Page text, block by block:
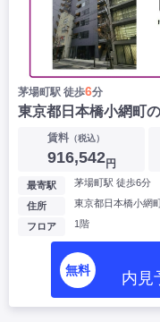
茅場町駅 徒歩6分
東京都日本橋小網町
賃料（税込）
916,542円
最寄駅 茅場町駅 徒歩6分
住所 東京都日本橋小網
フロア 1階
無料 内見